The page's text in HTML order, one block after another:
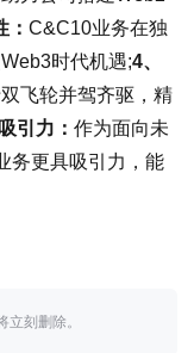
C&C10业务在独
时代机遇;4、
飞轮并驾齐驱，精
引力： 作为面向未
务更具吸引力，能
刻删除。